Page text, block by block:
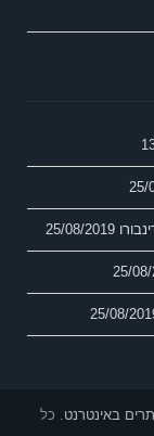
25/
25/08/2019
25/
25/08/
באינטרנט . כל